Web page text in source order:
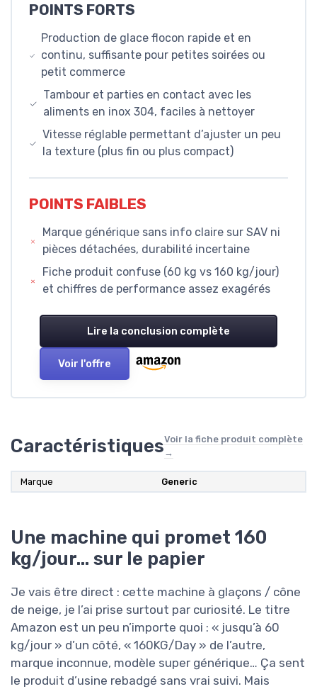
POINTS FORTS
Production de glace flocon rapide et en
continu, suffisante pour petites soirées ou
petit commerce
Tambour et parties en contact avec les
aliments en inox 304, faciles à nettoyer
Vitesse réglable permettant d’ajuster un peu
la texture (plus fin ou plus compact)
POINTS FAIBLES
Marque générique sans info claire sur SAV ni
pièces détachées, durabilité incertaine
Fiche produit confuse (60 kg vs 160 kg/jour)
et chiffres de performance assez exagérés
Lire la conclusion complète
Voir l'offre
CaractéristiquesVoir la fiche produit complète
→
Marque ‎Generic
Une machine qui promet 160
kg/jour… sur le papier
Je vais être direct : cette machine à glaçons / cône
de neige, je l’ai prise surtout par curiosité. Le titre
Amazon est un peu n’importe quoi : « jusqu’à 60
kg/jour » d’un côté, « 160KG/Day » de l’autre,
marque inconnue, modèle super générique… Ça sent
le produit d’usine rebadgé sans vrai suivi. Mais